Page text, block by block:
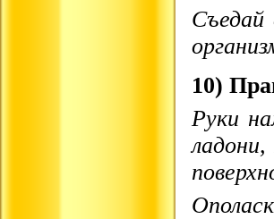
Съедай
10)
Руки